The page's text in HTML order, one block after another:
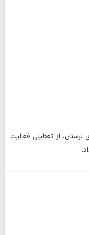
از تعطیلی فعالیت